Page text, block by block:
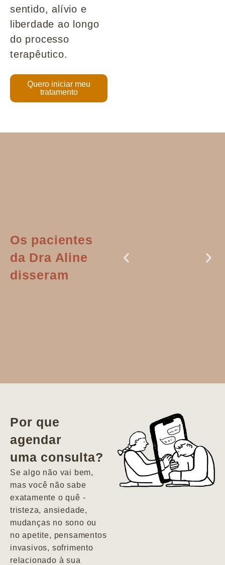
sentido, alívio e
liberdade ao longo
do processo
terapêutico.
Quero iniciar meu
tratamento
Os pacientes
da Dra Aline
disseram
vida. Ela me
encontrou num
estado misto de
depressão e
agitação com
pensamentos
Por que
agendar
uma consulta?
Se algo não vai bem,
mas você não sabe
exatamente o quê -
tristeza, ansiedade,
mudanças no sono ou
no apetite, pensamentos
invasivos, sofrimento
relacionado à sua